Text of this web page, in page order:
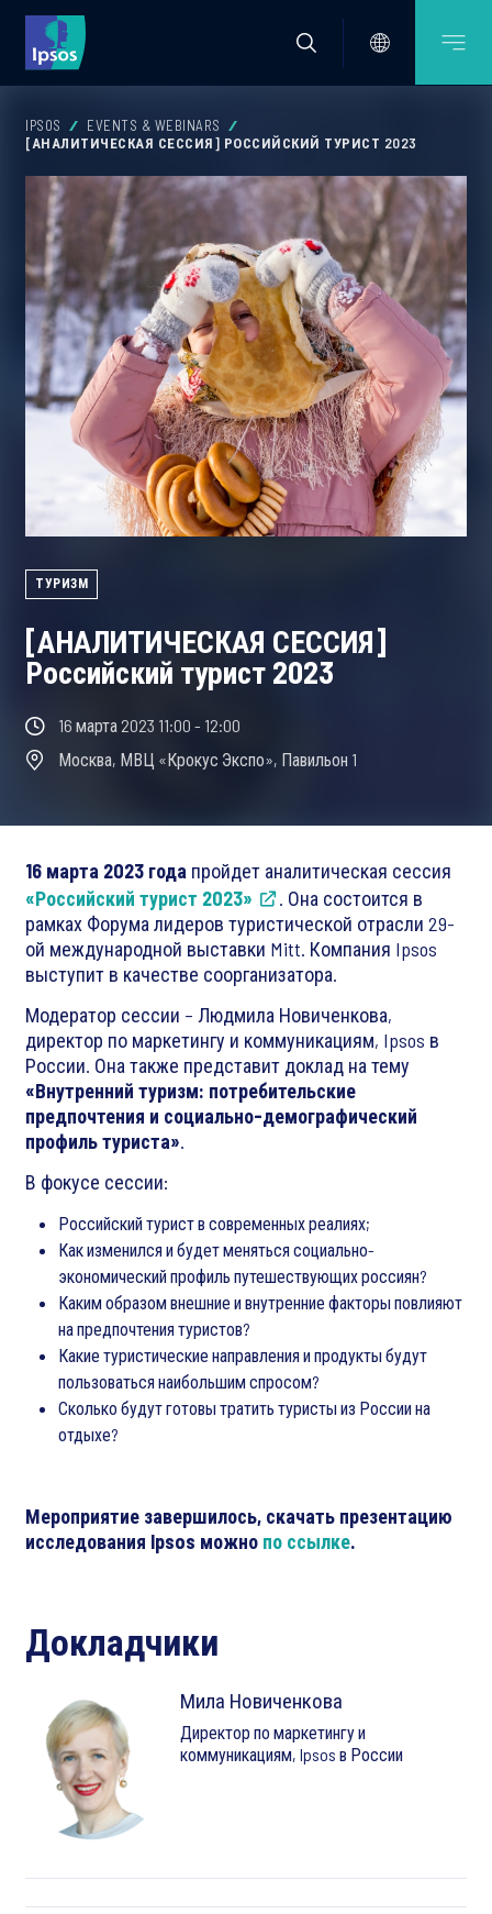
IPSOS
EVENTS & WEBINARS
[АНАЛИТИЧЕСКАЯ СЕССИЯ] РОССИЙСКИЙ ТУРИСТ 2023
ТУРИЗМ
[АНАЛИТИЧЕСКАЯ СЕССИЯ]
Российский турист 2023
16 марта 2023 11:00 - 12:00
Москва, МВЦ «Крокус Экспо», Павильон 1
16 марта 2023 года пройдет аналитическая сессия
«Российский турист 2023»
. Она состоится в
рамках Форума лидеров туристической отрасли 29-
ой международной выставки Mitt. Компания Ipsos
выступит в качестве соорганизатора.
Модератор сессии – Людмила Новиченкова,
директор по маркетингу и коммуникациям, Ipsos в
России. Она также представит доклад на тему
«Внутренний туризм: потребительские
предпочтения и социально-демографический
профиль туриста».
В фокусе сессии:
Российский турист в современных реалиях;
Как изменился и будет меняться социально-
экономический профиль путешествующих россиян?
Каким образом внешние и внутренние факторы повлияют
на предпочтения туристов?
Какие туристические направления и продукты будут
пользоваться наибольшим спросом?
Сколько будут готовы тратить туристы из России на
отдыхе?
Мероприятие завершилось, скачать презентацию
исследования Ipsos можно по ссылке.
Докладчики
Мила Новиченкова
Директор по маркетингу и
коммуникациям, Ipsos в России